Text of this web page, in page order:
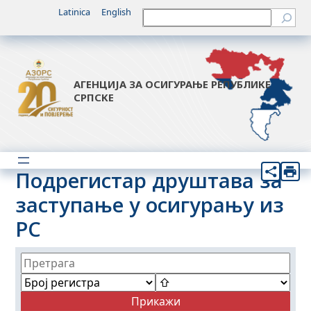
Latinica English Претрага
АГЕНЦИЈА ЗА ОСИГУРАЊЕ РЕПУБЛИКЕ
СРПСКЕ
Подрегистар друштава за
заступање у осигурању из
РС